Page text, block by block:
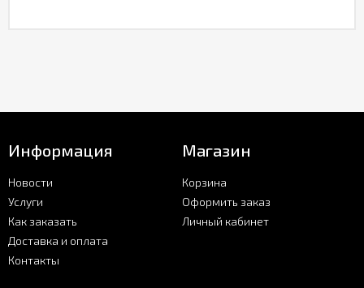
Информация
Новости
Услуги
Как заказать
Доставка и оплата
Контакты
Магазин
Корзина
Оформить заказ
Личный кабинет